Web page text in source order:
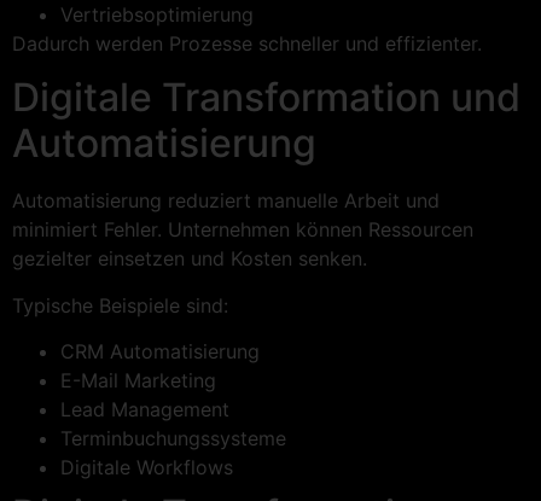
Vertriebsoptimierung
Dadurch werden Prozesse schneller und effizienter.
Digitale Transformation und
Automatisierung
Automatisierung reduziert manuelle Arbeit und
minimiert Fehler. Unternehmen können Ressourcen
gezielter einsetzen und Kosten senken.
Typische Beispiele sind:
CRM Automatisierung
E-Mail Marketing
Lead Management
Terminbuchungssysteme
Digitale Workflows